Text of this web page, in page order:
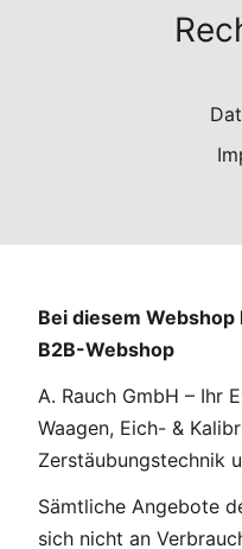
Bei diesem
B2B-Webshop
A. Rauch GmbH – Ihr
Waagen, Eich- &
Zerstäubungstechnik
Sämtliche Angebote
sich nicht an